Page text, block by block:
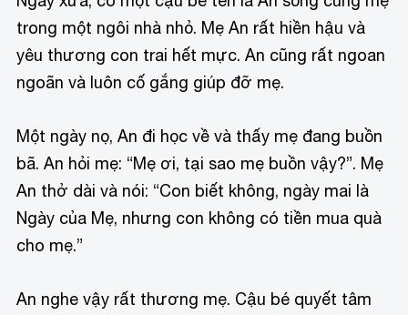
trong một ngôi nhà nhỏ. Mẹ An rất hiền hậu và
yêu thương con trai hết mực. An cũng rất ngoan
ngoãn và luôn cố gắng giúp đỡ mẹ.
Một ngày nọ, An đi học về và thấy mẹ đang buồn
bã. An hỏi mẹ: “Mẹ ơi, tại sao mẹ buồn vậy?”. Mẹ
An thở dài và nói: “Con biết không, ngày mai là
Ngày của Mẹ, nhưng con không có tiền mua quà
cho mẹ.”
An nghe vậy rất thương mẹ. Cậu bé quyết tâm